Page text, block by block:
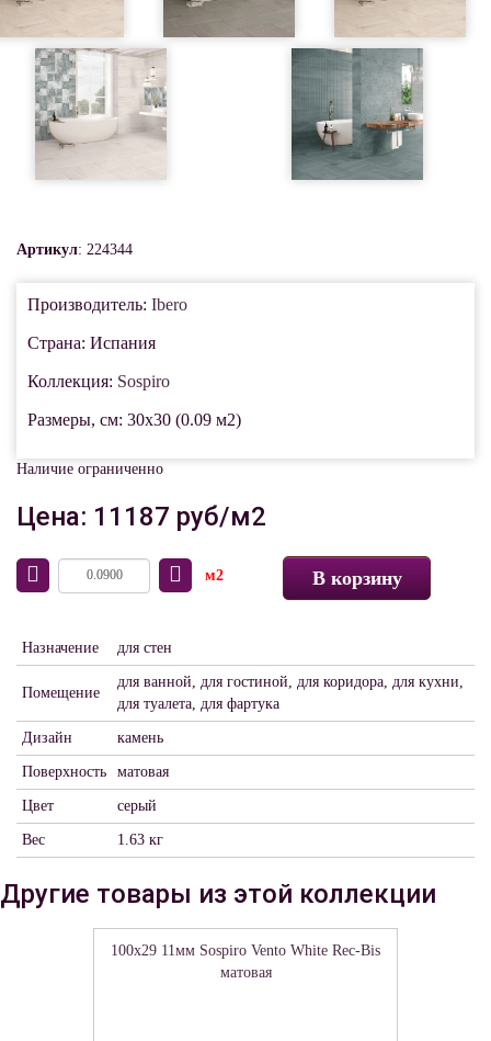
Артикул: 224344
Производитель: Ibero
Страна: Испания
Коллекция: Sospiro
Размеры, см: 30x30 (0.09 м2)
Наличие ограниченно
Цена: 11187 руб/м2
м2 В корзину
Назначение для стен
Помещение
для ванной, для гостиной, для коридора, для кухни,
для туалета, для фартука
Дизайн камень
Поверхность матовая
Цвет серый
Вес 1.63 кг
Другие товары из этой коллекции
100x29 11мм Sospiro Vento White Rec-Bis
матовая